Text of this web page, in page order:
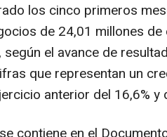
los cinco primeros
de 24,01 millones
según el avance de
que representan un
anterior del 16,6% y